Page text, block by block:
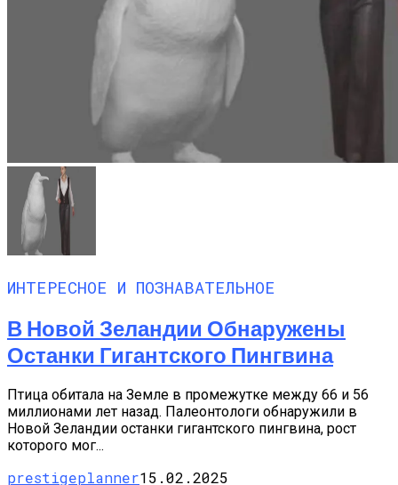
ИНТЕРЕСНОЕ И ПОЗНАВАТЕЛЬНОЕ
В Новой Зеландии Обнаружены
Останки Гигантского Пингвина
Птица обитала на Земле в промежутке между 66 и 56
миллионами лет назад. Палеонтологи обнаружили в
Новой Зеландии останки гигантского пингвина, рост
которого мог...
prestigeplanner15.02.2025